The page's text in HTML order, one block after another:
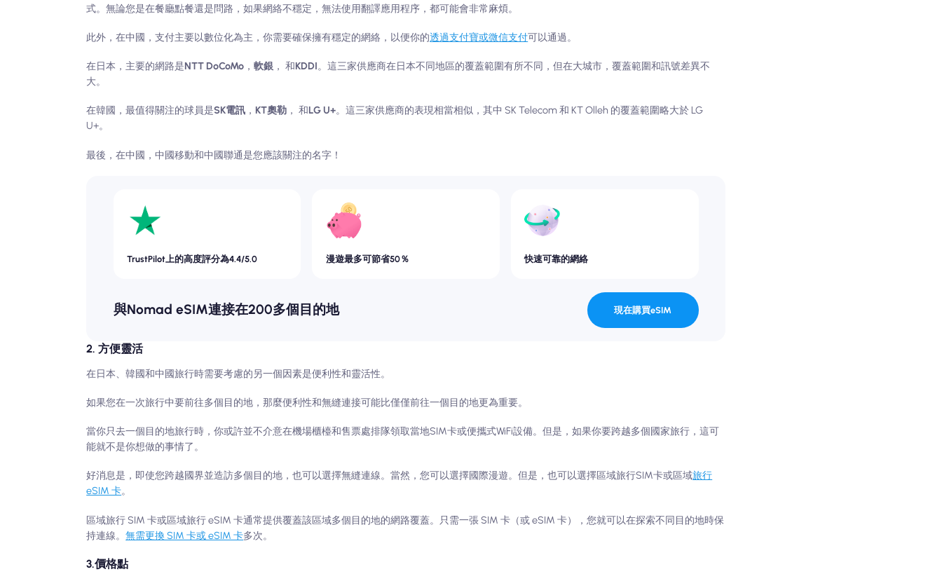
式。無論您是在餐廳點餐還是問路，如果網絡不穩定，無法使用翻譯應用程序，都可能會非常麻煩。
此外，在中國，支付主要以數位化為主，你需要確保擁有穩定的網絡，以便你的透過支付寶或微信支付可以通過。
在日本，主要的網路是NTT DoCoMo ，軟銀 ， 和KDDI。這三家供應商在日本不同地區的覆蓋範圍有所不同，但在大城市，覆蓋範圍和訊號差異不
大。
在韓國，最值得關注的球員是SK電訊 ， KT奧勒 ， 和LG U+。這三家供應商的表現相當相似，其中 SK Telecom 和 KT Olleh 的覆蓋範圍略大於 LG
U+。
最後，在中國，中國移動和中國聯通是您應該關注的名字！
TrustPilot上的高度評分為4.4/5.0 漫遊最多可節省50％ 快速可靠的網絡
與Nomad eSIM連接在200多個目的地 現在購買eSIM
2. 方便靈活
在日本、韓國和中國旅行時需要考慮的另一個因素是便利性和靈活性。
如果您在一次旅行中要前往多個目的地，那麼便利性和無縫連接可能比僅僅前往一個目的地更為重要。
當你只去一個目的地旅行時，你或許並不介意在機場櫃檯和售票處排隊領取當地SIM卡或便攜式WiFi設備。但是，如果你要跨越多個國家旅行，這可
能就不是你想做的事情了。
好消息是，即使您跨越國界並造訪多個目的地，也可以選擇無縫連線。當然，您可以選擇國際漫遊。但是，也可以選擇區域旅行SIM卡或區域旅行
eSIM 卡。
區域旅行 SIM 卡或區域旅行 eSIM 卡通常提供覆蓋該區域多個目的地的網路覆蓋。只需一張 SIM 卡（或 eSIM 卡），您就可以在探索不同目的地時保
持連線。無需更換 SIM 卡或 eSIM 卡多次。
3.價格點